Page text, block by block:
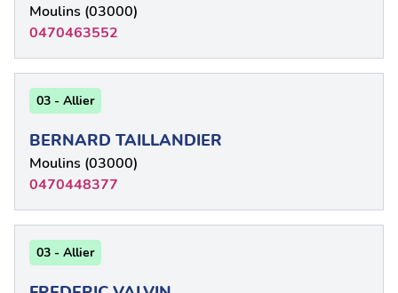
Moulins (03000)
0470463552
03 - Allier
BERNARD TAILLANDIER
Moulins (03000)
0470448377
03 - Allier